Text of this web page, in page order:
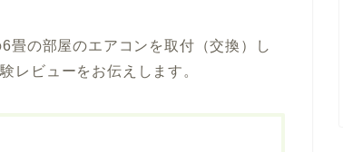
畳の部屋のエアコンを取付（交換）し
レビューをお伝えします。